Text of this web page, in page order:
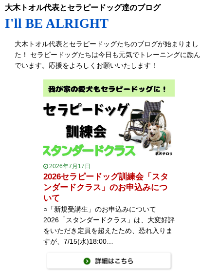
大木トオル代表とセラピードッグ達のブログ
I'll BE ALRIGHT
大木トオル代表とセラピードッグたちのブログが始まりまし
た！ セラピードッグたちは今日も元気でトレーニングに励ん
でいます。応援をよろしくお願いいたします！
2026年7月17日
2026セラピードッグ訓練会「スタ
ンダードクラス」のお申込みにつ
いて
○「新規受講生」のお申込みについて
2026「スタンダードクラス」は、大変好評
をいただき定員を超えたため、恐れ入りま
すが、7/15(水)18:00…